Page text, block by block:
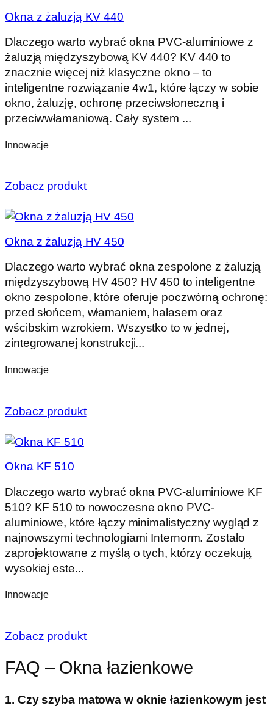
Okna z żaluzją KV 440
Dlaczego warto wybrać okna PVC-aluminiowe z
żaluzją międzyszybową KV 440? KV 440 to
znacznie więcej niż klasyczne okno – to
inteligentne rozwiązanie 4w1, które łączy w sobie
okno, żaluzję, ochronę przeciwsłoneczną i
przeciwwłamaniową. Cały system ...
Innowacje
Zobacz produkt
Okna z żaluzją HV 450
Dlaczego warto wybrać okna zespolone z żaluzją
międzyszybową HV 450? HV 450 to inteligentne
okno zespolone, które oferuje poczwórną ochronę:
przed słońcem, włamaniem, hałasem oraz
wścibskim wzrokiem. Wszystko to w jednej,
zintegrowanej konstrukcji...
Innowacje
Zobacz produkt
Okna KF 510
Dlaczego warto wybrać okna PVC-aluminiowe KF
510? KF 510 to nowoczesne okno PVC-
aluminiowe, które łączy minimalistyczny wygląd z
najnowszymi technologiami Internorm. Zostało
zaprojektowane z myślą o tych, którzy oczekują
wysokiej este...
Innowacje
Zobacz produkt
FAQ – Okna łazienkowe
1. Czy szyba matowa w oknie łazienkowym jest